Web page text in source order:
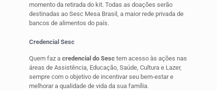
momento da retirada do kit. Todas as doações serão
destinadas ao Sesc Mesa Brasil, a maior rede privada de
bancos de alimentos do país.
Credencial Sesc
Quem faz a credencial do Sesc tem acesso às ações nas
áreas de Assistência, Educação, Saúde, Cultura e Lazer,
sempre com o objetivo de incentivar seu bem-estar e
melhorar a qualidade de vida da sua família.